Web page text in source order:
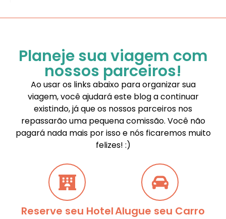
Planeje sua viagem com
nossos parceiros!
Ao usar os links abaixo para organizar sua
viagem, você ajudará este blog a continuar
existindo, já que os nossos parceiros nos
repassarão uma pequena comissão. Você não
pagará nada mais por isso e nós ficaremos muito
felizes! :)
Reserve seu HotelAlugue seu Carro